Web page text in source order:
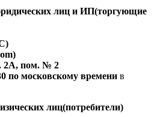
лиц и ИП(торгующие
2А, пом. № 2
по московскому времени в
лиц(потребители)